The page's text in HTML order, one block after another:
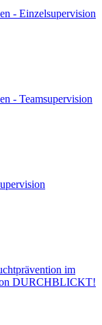
- Einzelsupervision
- Teamsupervision
im
DURCHBLICKT!